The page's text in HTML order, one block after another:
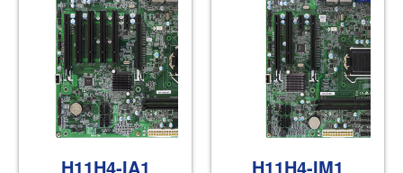
H11H4-IA1 H11H4-IM1